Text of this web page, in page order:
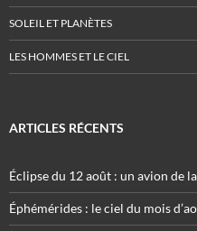
SOLEIL ET PLANÈTES
LES HOMMES ET LE CIEL
ARTICLES RÉCENTS
Éclipse du 12 août : un avion de
Éphémérides : le ciel du mois